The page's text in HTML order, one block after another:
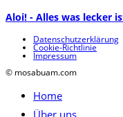
Aloi! - Alles was lecker
Datenschutzerklärung
Cookie-Richtlinie
Impressum
© mosabuam.com
Home
Über uns